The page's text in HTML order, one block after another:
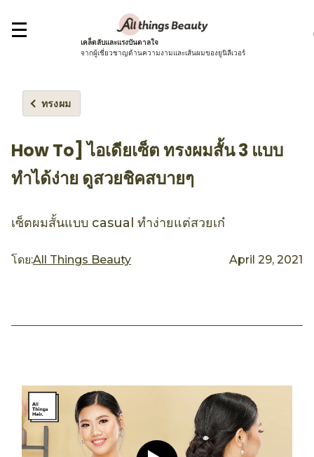
เคล็ดลับและแรงบันดาลใจ
จากผู้เชี่ยวชาญด้านความงามและเส้นผมของยูนิลีเวอร์
ทรงผม
How To] ไอเดียเซ็ต ทรงผมสั้น 3 แบบ
ทำได้ง่าย ดูสวยชิคสบายๆ
เซ็ตผมสั้นแบบ casual ทำง่ายแต่สวยเก๋
โดย:All Things Beauty April 29, 2021